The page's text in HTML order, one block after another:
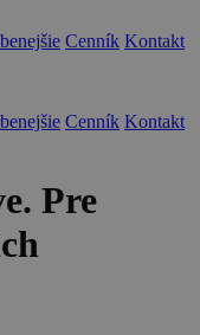
Cenník Kontakt
Cenník Kontakt
Pre